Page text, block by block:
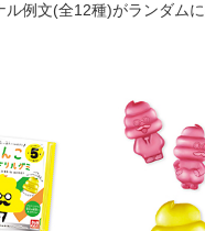
例文(全12種)がランダム